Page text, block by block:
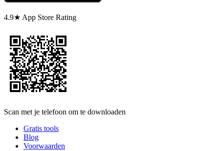
4.9★ App Store Rating
Scan met je telefoon om te downloaden
Gratis tools
Blog
Voorwaarden